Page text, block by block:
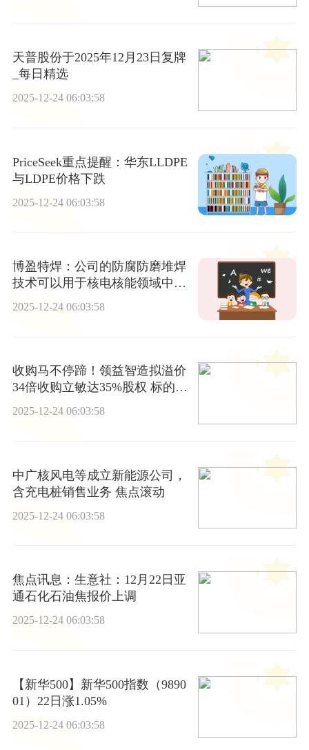
天普股份于2025年12月23日复牌
_每日精选
2025-12-24 06:03:58
PriceSeek重点提醒：华东LLDPE
与LDPE价格下跌
2025-12-24 06:03:58
博盈特焊：公司的防腐防磨堆焊
技术可以用于核电核能领域中涉
及特殊焊接的设备或部件上
2025-12-24 06:03:58
收购马不停蹄！领益智造拟溢价
34倍收购立敏达35%股权 标的营
收约六成是欠款|每日消息
2025-12-24 06:03:58
中广核风电等成立新能源公司，
含充电桩销售业务 焦点滚动
2025-12-24 06:03:58
焦点讯息：生意社：12月22日亚
通石化石油焦报价上调
2025-12-24 06:03:58
【新华500】新华500指数（9890
01）22日涨1.05%
2025-12-24 06:03:58